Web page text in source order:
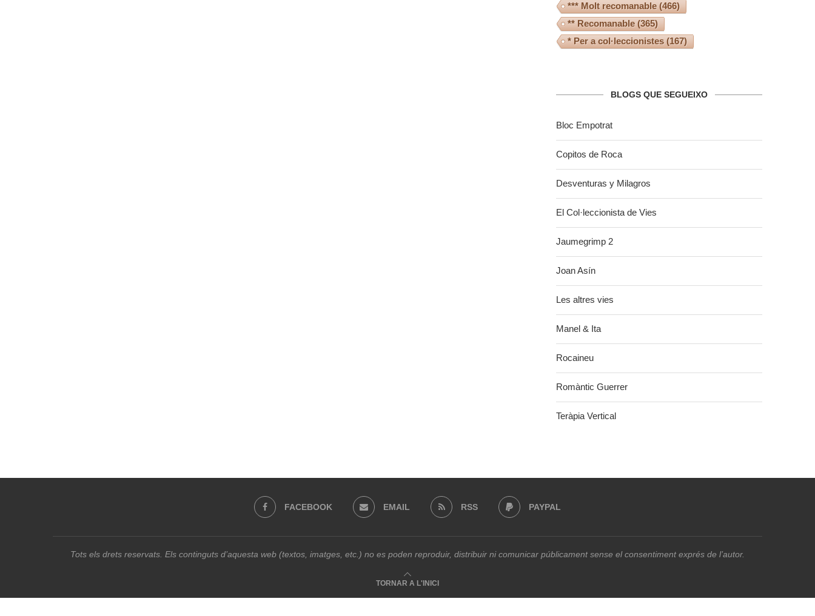
*** Molt recomanable(466)
** Recomanable(365)
* Per a col·leccionistes (167)
BLOGS QUE SEGUEIXO
Bloc Empotrat
Copitos de Roca
Desventuras y Milagros
El Col·leccionista de Vies
Jaumegrimp 2
Joan Asín
Les altres vies
Manel & Ita
Rocaineu
Romàntic Guerrer
Teràpia Vertical
FACEBOOK EMAIL RSS PAYPAL
Tots els drets reservats. Els continguts d’aquesta web (textos, imatges, etc.) no es poden reproduir, distribuir ni comunicar públicament sense el consentiment exprés de l’autor.
TORNAR A L'INICI